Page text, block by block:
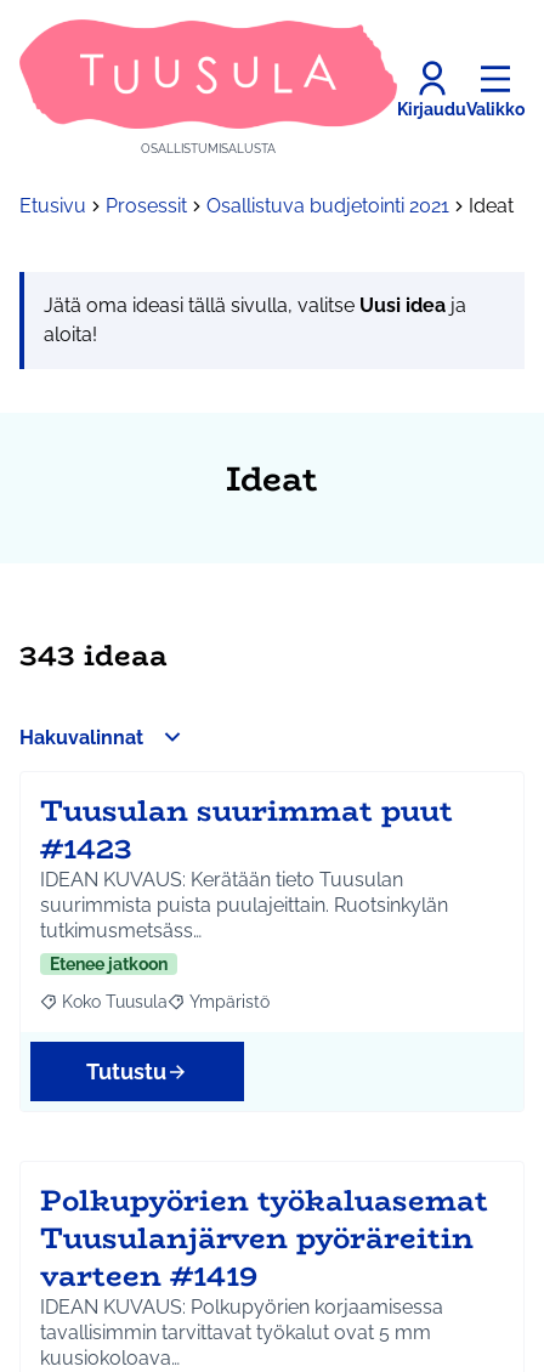
OSALLISTUMISALUSTA
KirjauduValikko
Etusivu Prosessit Osallistuva budjetointi 2021 Ideat
Jätä oma ideasi tällä sivulla, valitse Uusi idea ja
aloita!
Ideat
343 ideaa
Hakuvalinnat
Tuusulan suurimmat puut
#1423
IDEAN KUVAUS: Kerätään tieto Tuusulan
suurimmista puista puulajeittain. Ruotsinkylän
tutkimusmetsäss…
Etenee jatkoon
Rajaa tulokset aihepiirin mukaan: Koko Tuusula
Koko Tuusula Rajaa tulokset teeman mukaan: Ympäristö
Ympäristö
Tutustu
Polkupyörien työkaluasemat
Tuusulanjärven pyöräreitin
varteen #1419
IDEAN KUVAUS: Polkupyörien korjaamisessa
tavallisimmin tarvittavat työkalut ovat 5 mm
kuusiokoloava…